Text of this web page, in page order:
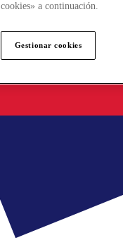
cookies» a continuación.
Gestionar cookies